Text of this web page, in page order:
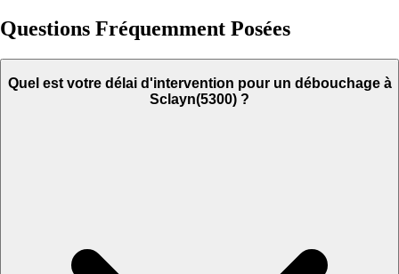
Questions Fréquemment Posées
Quel est votre délai d'intervention pour un débouchage à
Sclayn(5300) ?